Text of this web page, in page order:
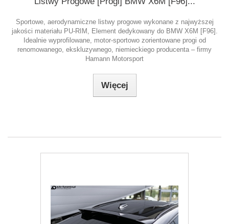
Sportowe, aerodynamiczne listwy progowe wykonane z najwyższej
jakości materiału PU-RIM, Element dedykowany do BMW X6M [F96].
Idealnie wyprofilowane, motor-sportowo zorientowane progi od
renomowanego, ekskluzywnego, niemieckiego producenta – firmy
Hamann Motorsport
Więcej